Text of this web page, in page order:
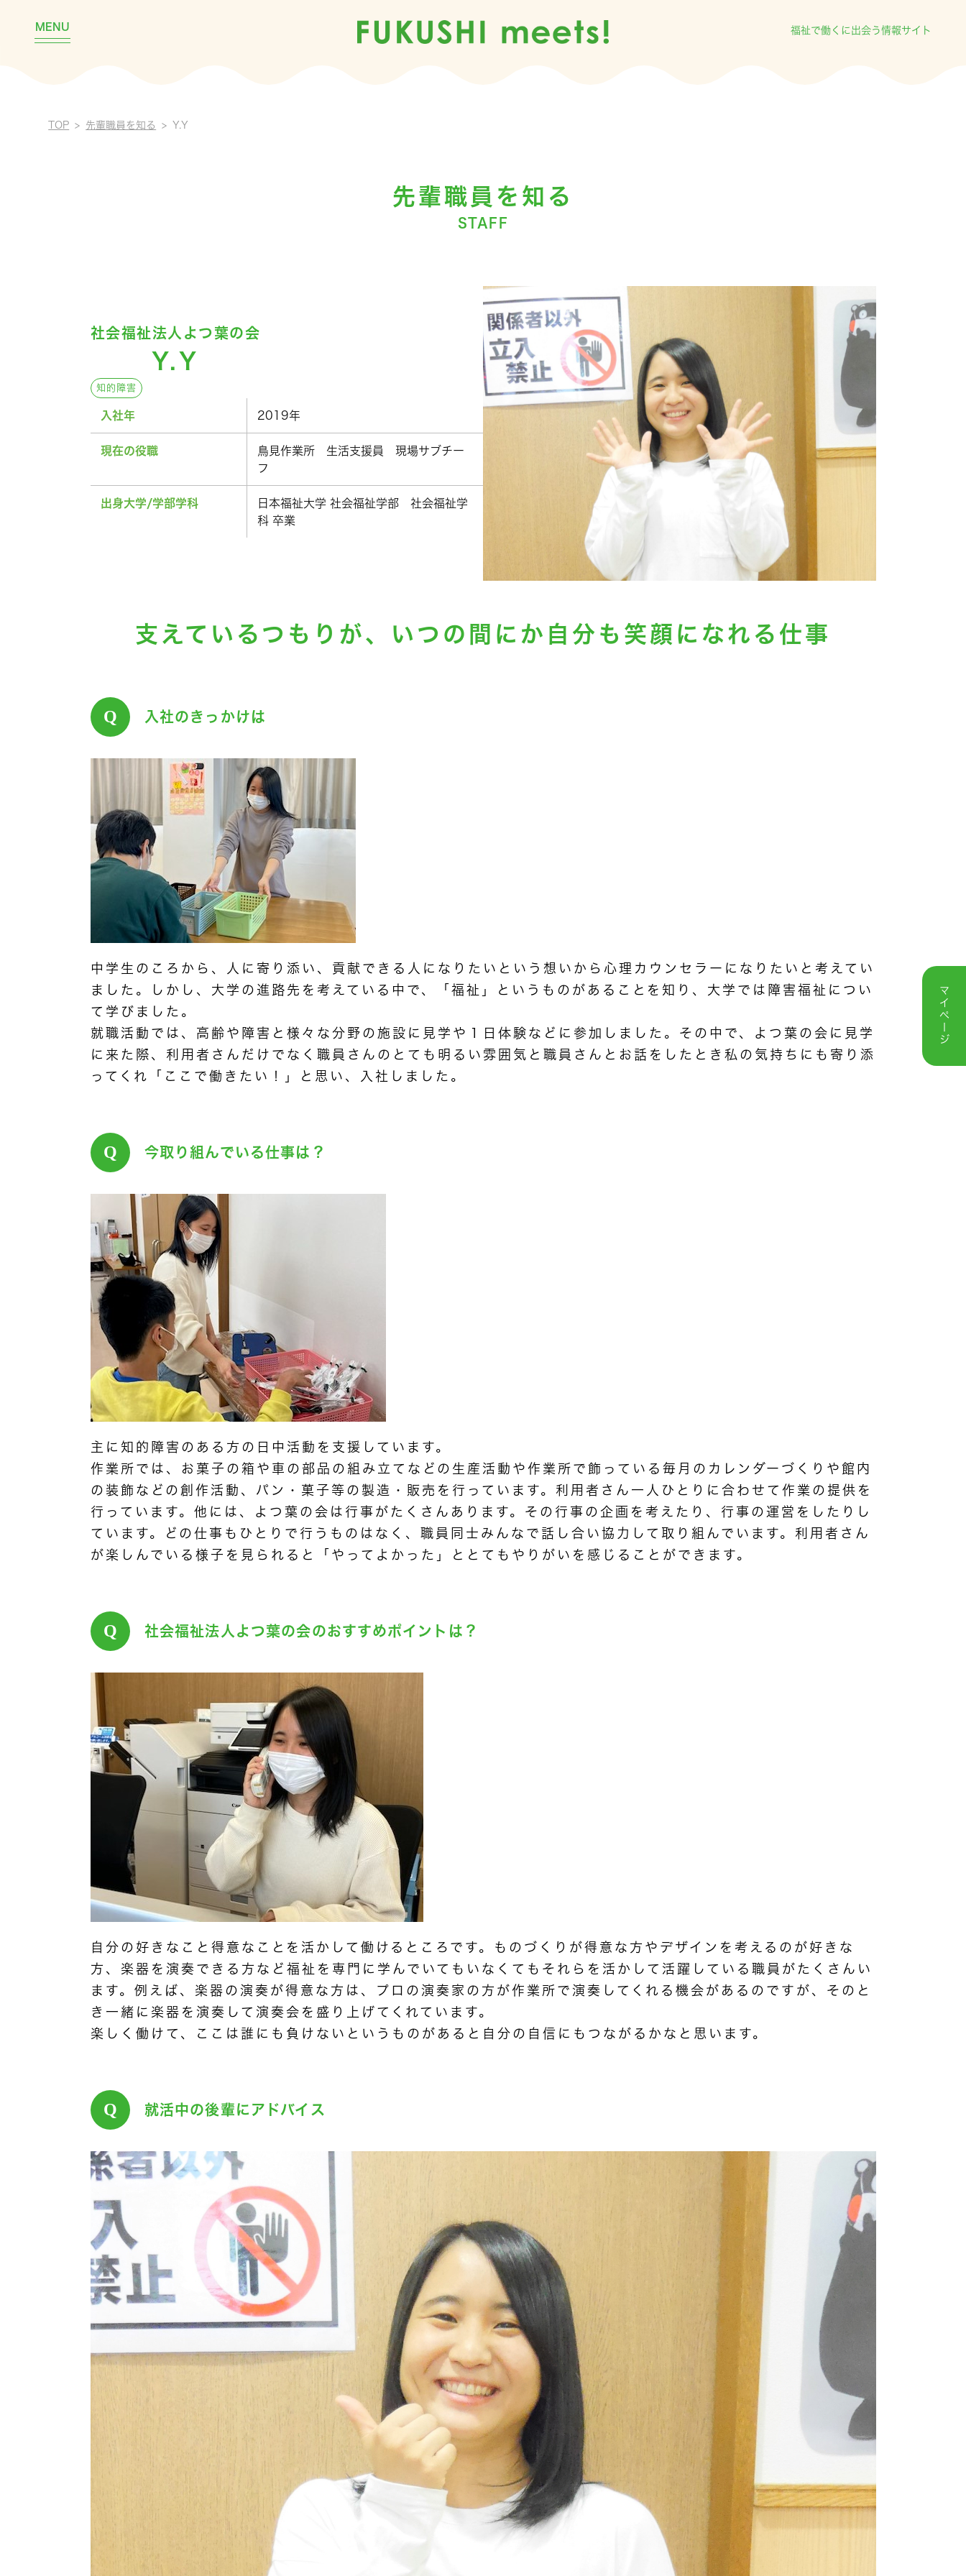
MENU 福祉で働くに出会う情報サイト
TOP 先輩職員を知る Y.Y
先輩職員を知る
STAFF
社会福祉法人よつ葉の会
Y.Y
知的障害
入社年 2019年
現在の役職
鳥見作業所 生活支援員 現場サブチー
フ
出身大学/学部学科
日本福祉大学 社会福祉学部 社会福祉学
科 卒業
支えているつもりが、いつの間にか自分も笑顔になれる仕事
Q 入社のきっかけは
中学生のころから、人に寄り添い、貢献できる人になりたいという想いから心理カウンセラーになりたいと考えてい
ました。しかし、大学の進路先を考えている中で、「福祉」というものがあることを知り、大学では障害福祉につい
て学びました。
就職活動では、高齢や障害と様々な分野の施設に見学や１日体験などに参加しました。その中で、よつ葉の会に見学
に来た際、利用者さんだけでなく職員さんのとても明るい雰囲気と職員さんとお話をしたとき私の気持ちにも寄り添
ってくれ「ここで働きたい！」と思い、入社しました。
Q 今取り組んでいる仕事は？
主に知的障害のある方の日中活動を支援しています。
作業所では、お菓子の箱や車の部品の組み立てなどの生産活動や作業所で飾っている毎月のカレンダーづくりや館内
の装飾などの創作活動、パン・菓子等の製造・販売を行っています。利用者さん一人ひとりに合わせて作業の提供を
行っています。他には、よつ葉の会は行事がたくさんあります。その行事の企画を考えたり、行事の運営をしたりし
ています。どの仕事もひとりで行うものはなく、職員同士みんなで話し合い協力して取り組んでいます。利用者さん
が楽しんでいる様子を見られると「やってよかった」ととてもやりがいを感じることができます。
Q 社会福祉法人よつ葉の会のおすすめポイントは？
自分の好きなこと得意なことを活かして働けるところです。ものづくりが得意な方やデザインを考えるのが好きな
方、楽器を演奏できる方など福祉を専門に学んでいてもいなくてもそれらを活かして活躍している職員がたくさんい
ます。例えば、楽器の演奏が得意な方は、プロの演奏家の方が作業所で演奏してくれる機会があるのですが、そのと
き一緒に楽器を演奏して演奏会を盛り上げてくれています。
楽しく働けて、ここは誰にも負けないというものがあると自分の自信にもつながるかなと思います。
Q 就活中の後輩にアドバイス
マイページ